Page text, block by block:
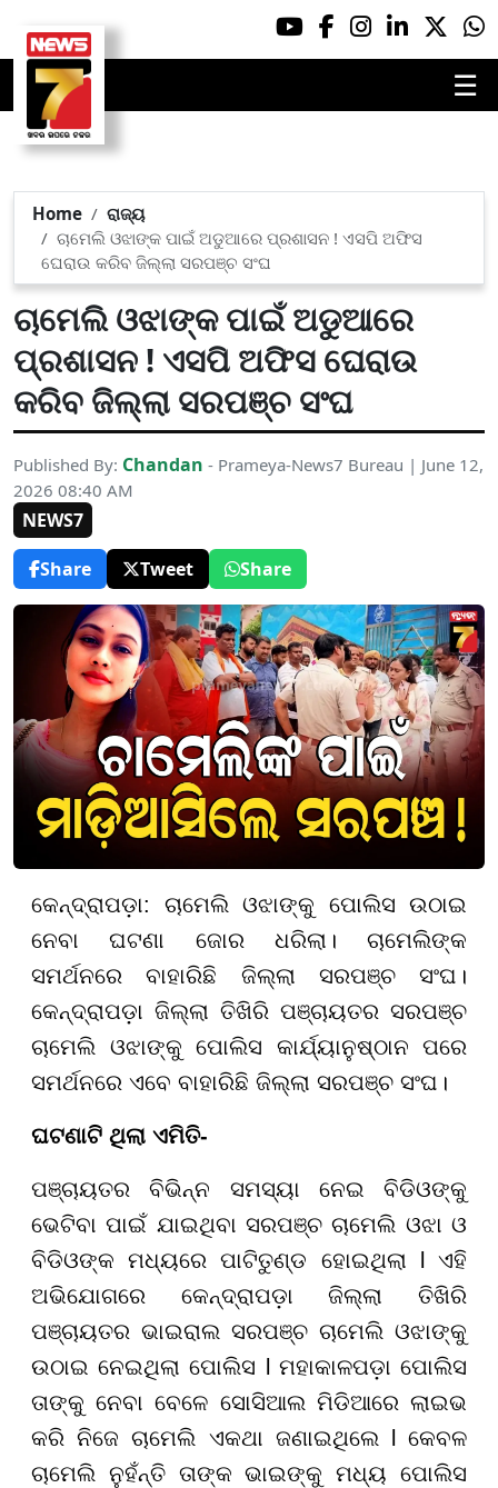
☰
Home
ରାଜ୍ୟ
ଚାମେଲି ଓଝାଙ୍କ ପାଇଁ ଅଡୁଆରେ ପ୍ରଶାସନ ! ଏସପି ଅଫିସ
ଘେରାଉ କରିବ ଜିଲ୍ଲା ସରପଞ୍ଚ ସଂଘ
ଚାମେଲି ଓଝାଙ୍କ ପାଇଁ ଅଡୁଆରେ
ପ୍ରଶାସନ ! ଏସପି ଅଫିସ ଘେରାଉ
କରିବ ଜିଲ୍ଲା ସରପଞ୍ଚ ସଂଘ
Published By: Chandan - Prameya-News7 Bureau | June 12,
2026 08:40 AM
NEWS7
Share
Tweet Share
କେନ୍ଦ୍ରାପଡ଼ା: ଚାମେଲି ଓଝାଙ୍କୁ ପୋଲିସ ଉଠାଇ
ନେବା ଘଟଣା ଜୋର ଧରିଲା। ଚାମେଲିଙ୍କ
ସମର୍ଥନରେ ବାହାରିଛି ଜିଲ୍ଲା ସରପଞ୍ଚ ସଂଘ।
କେନ୍ଦ୍ରାପଡ଼ା ଜିଲ୍ଲା ତିଖିରି ପଞ୍ଚାୟତର ସରପଞ୍ଚ
ଚାମେଲି ଓଝାଙ୍କୁ ପୋଲିସ କାର୍ଯ୍ୟାନୁଷ୍ଠାନ ପରେ
ସମର୍ଥନରେ ଏବେ ବାହାରିଛି ଜିଲ୍ଲା ସରପଞ୍ଚ ସଂଘ।
ଘଟଣାଟି ଥିଲା ଏମିତି-
ପଞ୍ଚାୟତର ବିଭିନ୍ନ ସମସ୍ୟା ନେଇ ବିଡିଓଙ୍କୁ
ଭେଟିବା ପାଇଁ ଯାଇଥିବା ସରପଞ୍ଚ ଚାମେଲି ଓଝା ଓ
ବିଡିଓଙ୍କ ମଧ୍ୟରେ ପାଟିତୁଣ୍ଡ ହୋଇଥିଲା l ଏହି
ଅଭିଯୋଗରେ କେନ୍ଦ୍ରାପଡ଼ା ଜିଲ୍ଲା ତିଖିରି
ପଞ୍ଚାୟତର ଭାଇରାଲ ସରପଞ୍ଚ ଚାମେଲି ଓଝାଙ୍କୁ
ଉଠାଇ ନେଇଥିଲା ପୋଲିସ l ମହାକାଳପଡ଼ା ପୋଲିସ
ତାଙ୍କୁ ନେବା ବେଳେ ସୋସିଆଲ ମିଡିଆରେ ଲାଇଭ
କରି ନିଜେ ଚାମେଲି ଏକଥା ଜଣାଇଥିଲେ l କେବଳ
ଚାମେଲି ନୁହଁନ୍ତି ତାଙ୍କ ଭାଇଙ୍କୁ ମଧ୍ୟ ପୋଲିସ